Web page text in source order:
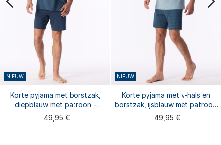
NIEUW
Korte pyjama met borstzak,
diepblauw met patroon -
Comfort Essentials
49,95 €
NIEUW
Korte pyjama met v-hals en
borstzak, ijsblauw met patroon
- Comfort Essentials
49,95 €